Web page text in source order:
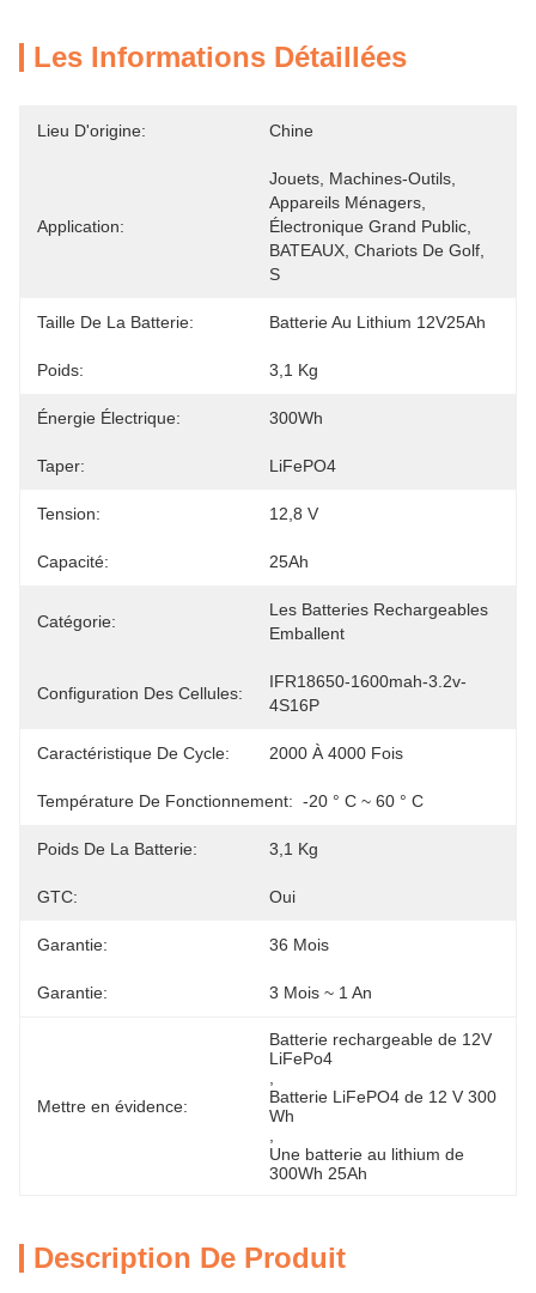
Les Informations Détaillées
Lieu D'origine: Chine
Application:
Jouets, Machines-Outils,
Appareils Ménagers,
Électronique Grand Public,
BATEAUX, Chariots De Golf,
S
Taille De La Batterie: Batterie Au Lithium 12V25Ah
Poids: 3,1 Kg
Énergie Électrique: 300Wh
Taper: LiFePO4
Tension: 12,8 V
Capacité: 25Ah
Catégorie:
Les Batteries Rechargeables
Emballent
Configuration Des Cellules:
IFR18650-1600mah-3.2v-
4S16P
Caractéristique De Cycle: 2000 À 4000 Fois
Température De Fonctionnement: -20 ° C ~ 60 ° C
Poids De La Batterie: 3,1 Kg
GTC: Oui
Garantie: 36 Mois
Garantie: 3 Mois ~ 1 An
Mettre en évidence:
Batterie rechargeable de 12V
LiFePo4
Batterie LiFePO4 de 12 V 300
Wh
Une batterie au lithium de
300Wh 25Ah
Description De Produit